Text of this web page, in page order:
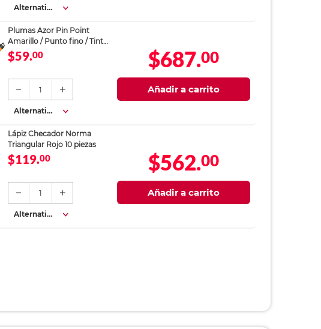
Alternativa
Plumas Azor Pin Point
Amarillo / Punto fino / Tinta
azul / 12 piezas
$59.00
1
Alternativa
$687.00
Añadir a carrito
Lápiz Checador Norma
Triangular Rojo 10 piezas
$119.00
1
Alternativa
$562.00
Añadir a carrito